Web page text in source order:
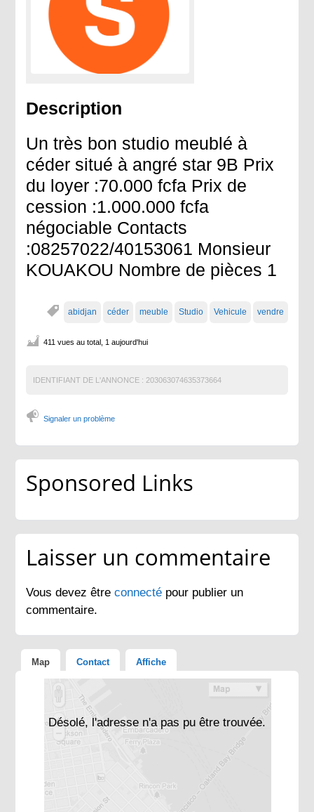
Description
Un très bon studio meublé à
céder situé à angré star 9B Prix
du loyer :70.000 fcfa Prix de
cession :1.000.000 fcfa
négociable Contacts
:08257022/40153061 Monsieur
KOUAKOU Nombre de pièces 1
abidjan céder meuble Studio Vehicule vendre
411 vues au total, 1 aujourd'hui
IDENTIFIANT DE L'ANNONCE : 203063074635373664
Signaler un problème
Sponsored Links
Laisser un commentaire
Vous devez êtreconnecté pour publier un
commentaire.
Map Contact Affiche
Désolé, l'adresse n'a pas pu être trouvée.